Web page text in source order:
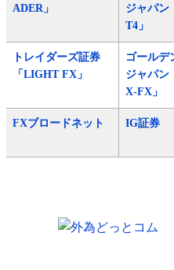
ADER」
ジャパン
T4」
トレイダーズ証券
「LIGHT FX」
ゴールデ
ジャパン
X-FX」
FXブロードネット IG証券